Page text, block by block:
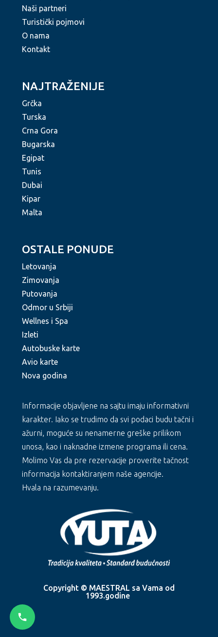
Naši partneri
Turistički pojmovi
O nama
Kontakt
NAJTRAŽENIJE
Grčka
Turska
Crna Gora
Bugarska
Egipat
Tunis
Dubai
Kipar
Malta
OSTALE PONUDE
Letovanja
Zimovanja
Putovanja
Odmor u Srbiji
Wellnes i Spa
Izleti
Autobuske karte
Avio karte
Nova godina
Informacije objavljene na sajtu imaju informativni
karakter. Iako se trudimo da svi podaci budu tačni i
ažurni, moguće su nenamerne greške prilikom
unosa, kao i naknadne izmene programa ili cena.
Molimo Vas da pre rezervacije proverite tačnost
informacija kontaktiranjem naše agencije.
Hvala na razumevanju.
Copyright © MAESTRAL sa Vama od
1993.godine